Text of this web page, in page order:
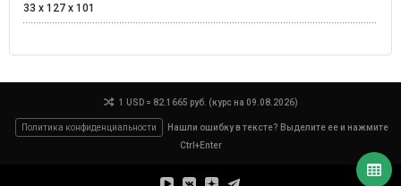
33 x 127 x 101
1 USD = 82.1665 руб. (курс на 09.08.2026)
Политика конфиденциальности
Нашли ошибку в тексте? Выделите ее и нажмите
Ctrl+Enter